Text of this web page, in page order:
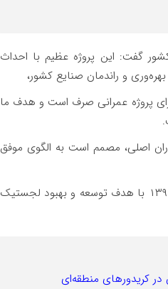
گفت: این پروژه عظیم با احداث
و راندمان صنایع کشور،
پروژه عمرانی صرف است و هدف ما
اصلی، مصمم است به الگوی موفق
یادآور می‌شود؛ شرکت مدیریت بین‌المللی همراه جاده ریل دریا (هیمکو) در سال ۱۳۹۶ با هدف توسعه و بهبود لجستیک
در کریدورهای منطقه‌ای